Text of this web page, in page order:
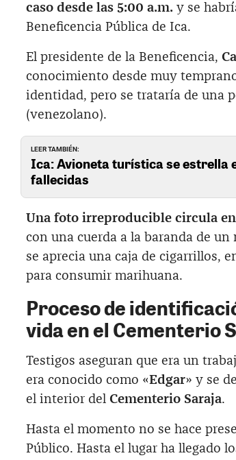
caso desde las 5:00 a.m. y se
Beneficencia Pública de Ica.
El presidente de la Beneficencia,
conocimiento desde muy
identidad, pero se trataría de una
(venezolano).
LEER TAMBIÉN:
Ica: Avioneta turística se estrella
fallecidas
Una foto irreproducible circula en
con una cuerda a la baranda de
se aprecia una caja de cigarrillos,
para consumir marihuana.
Proceso de
vida en el Cementerio
Testigos aseguran que era un
era conocido como «Edgar» y se
el interior del Cementerio Saraja.
Hasta el momento no se hace
Público. Hasta el lugar ha llegado